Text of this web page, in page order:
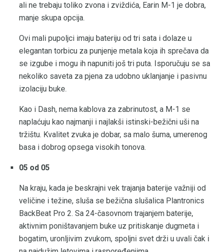
ali ne trebaju toliko zvona i zviždića, Earin M-1 je dobra,
manje skupa opcija.
Ovi mali pupoljci imaju bateriju od tri sata i dolaze u
elegantan torbicu za punjenje metala koja ih sprečava da
se izgube i mogu ih napuniti još tri puta. Isporučuju se sa
nekoliko saveta za pjena za udobno uklanjanje i pasivnu
izolaciju buke.
Kao i Dash, nema kablova za zabrinutost, a M-1 se
naplaćuju kao najmanji i najlakši istinski-bežični uši na
tržištu. Kvalitet zvuka je dobar, sa malo šuma, umerenog
basa i dobrog opsega visokih tonova.
05 od 05
Na kraju, kada je beskrajni vek trajanja baterije važniji od
veličine i težine, sluša se bežična slušalica Plantronics
BackBeat Pro 2. Sa 24-časovnom trajanjem baterije,
aktivnim poništavanjem buke uz pritiskanje dugmeta i
bogatim, uronljivim zvukom, spoljni svet drži u uvali čak i